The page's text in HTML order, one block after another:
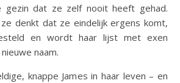
gezin dat ze zelf nooit heeft gehad.
denkt dat ze eindelijk ergens komt,
en wordt haar lijst met exen
naam.
knappe James in haar leven – en